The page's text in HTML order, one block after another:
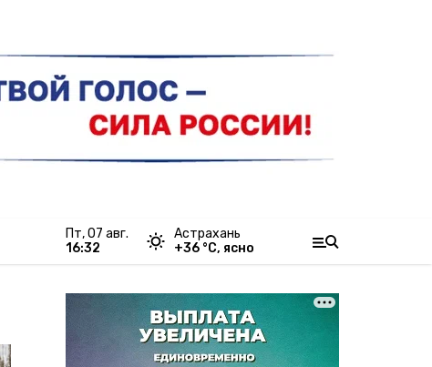
пт, 07 авг.
16:32
Астрахань
+36 °С, ясно